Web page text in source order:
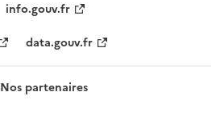
info.gouv.fr
data.gouv.fr
Nos partenaires